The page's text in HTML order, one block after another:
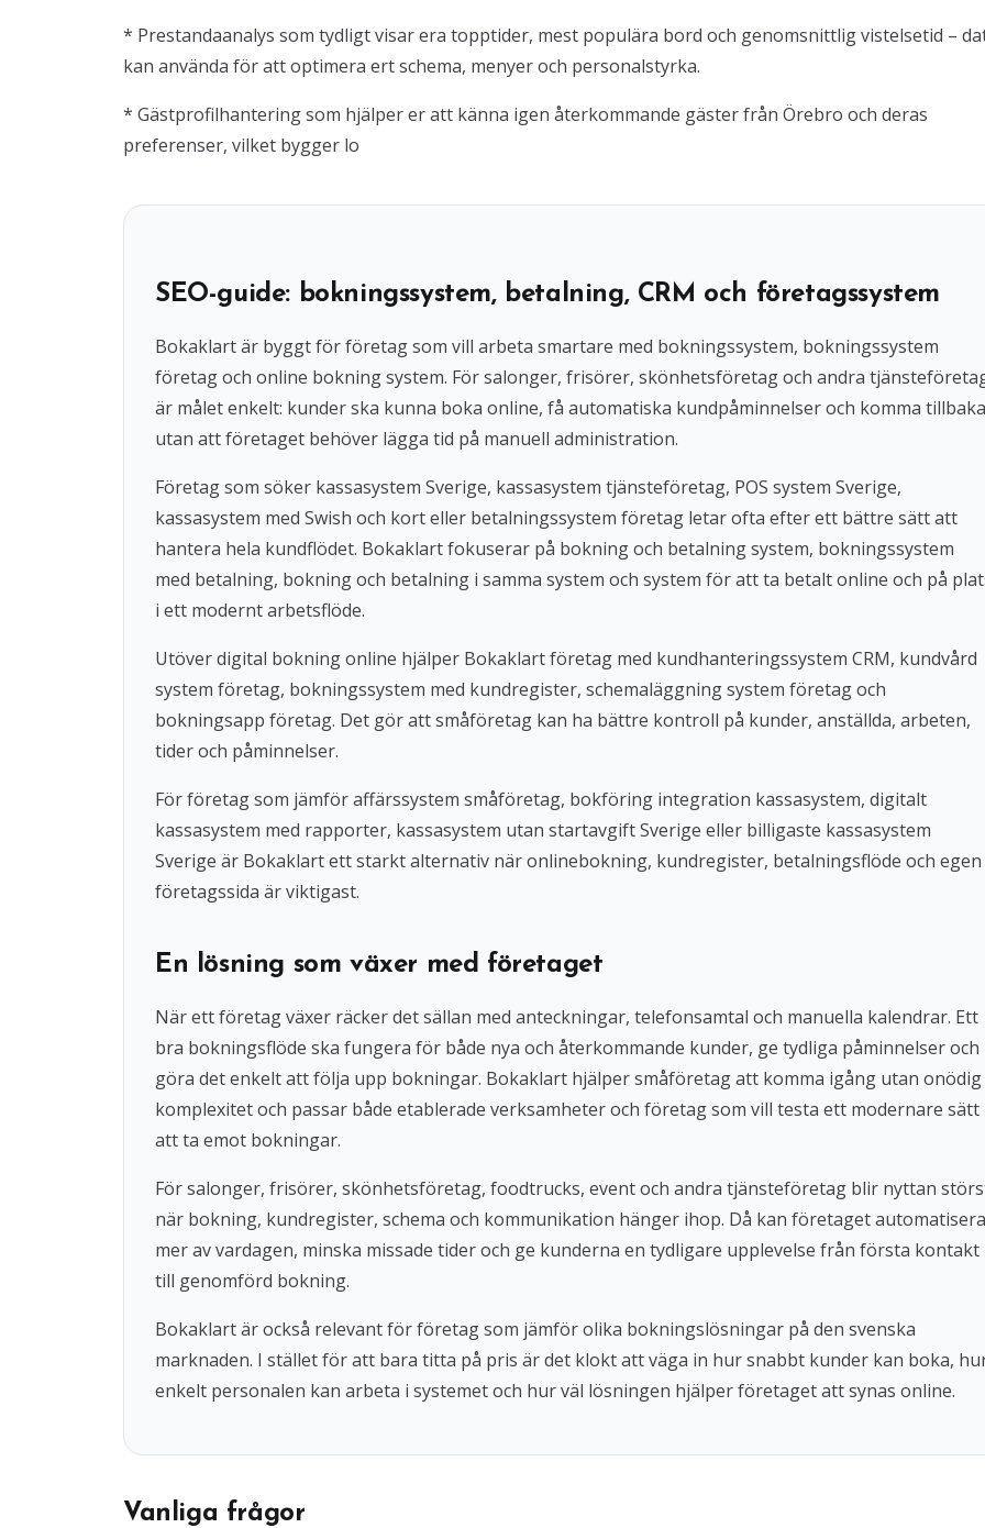
* Prestandaanalys som tydligt visar era topptider, mest populära bord och genomsnittlig vistelsetid –
kan använda för att optimera ert schema, menyer och personalstyrka.
* Gästprofilhantering som hjälper er att känna igen återkommande gäster från Örebro och deras
preferenser, vilket bygger lo
SEO-guide: bokningssystem, betalning, CRM och företagssystem
Bokaklart är byggt för företag som vill arbeta smartare med bokningssystem, bokningssystem
företag och online bokning system. För salonger, frisörer, skönhetsföretag och andra
är målet enkelt: kunder ska kunna boka online, få automatiska kundpåminnelser och komma tillbaka
utan att företaget behöver lägga tid på manuell administration.
Företag som söker kassasystem Sverige, kassasystem tjänsteföretag, POS system Sverige,
kassasystem med Swish och kort eller betalningssystem företag letar ofta efter ett bättre sätt att
hantera hela kundflödet. Bokaklart fokuserar på bokning och betalning system, bokningssystem
med betalning, bokning och betalning i samma system och system för att ta betalt online och på
i ett modernt arbetsflöde.
Utöver digital bokning online hjälper Bokaklart företag med kundhanteringssystem CRM, kundvård
system företag, bokningssystem med kundregister, schemaläggning system företag och
bokningsapp företag. Det gör att småföretag kan ha bättre kontroll på kunder, anställda, arbeten,
tider och påminnelser.
För företag som jämför affärssystem småföretag, bokföring integration kassasystem, digitalt
kassasystem med rapporter, kassasystem utan startavgift Sverige eller billigaste kassasystem
Sverige är Bokaklart ett starkt alternativ när onlinebokning, kundregister, betalningsflöde och egen
företagssida är viktigast.
En lösning som växer med företaget
När ett företag växer räcker det sällan med anteckningar, telefonsamtal och manuella kalendrar. Ett
bra bokningsflöde ska fungera för både nya och återkommande kunder, ge tydliga påminnelser och
göra det enkelt att följa upp bokningar. Bokaklart hjälper småföretag att komma igång utan onödig
komplexitet och passar både etablerade verksamheter och företag som vill testa ett modernare sätt
att ta emot bokningar.
För salonger, frisörer, skönhetsföretag, foodtrucks, event och andra tjänsteföretag blir nyttan
när bokning, kundregister, schema och kommunikation hänger ihop. Då kan företaget automatisera
mer av vardagen, minska missade tider och ge kunderna en tydligare upplevelse från första kontakt
till genomförd bokning.
Bokaklart är också relevant för företag som jämför olika bokningslösningar på den svenska
marknaden. I stället för att bara titta på pris är det klokt att väga in hur snabbt kunder kan boka,
enkelt personalen kan arbeta i systemet och hur väl lösningen hjälper företaget att synas online.
Vanliga frågor